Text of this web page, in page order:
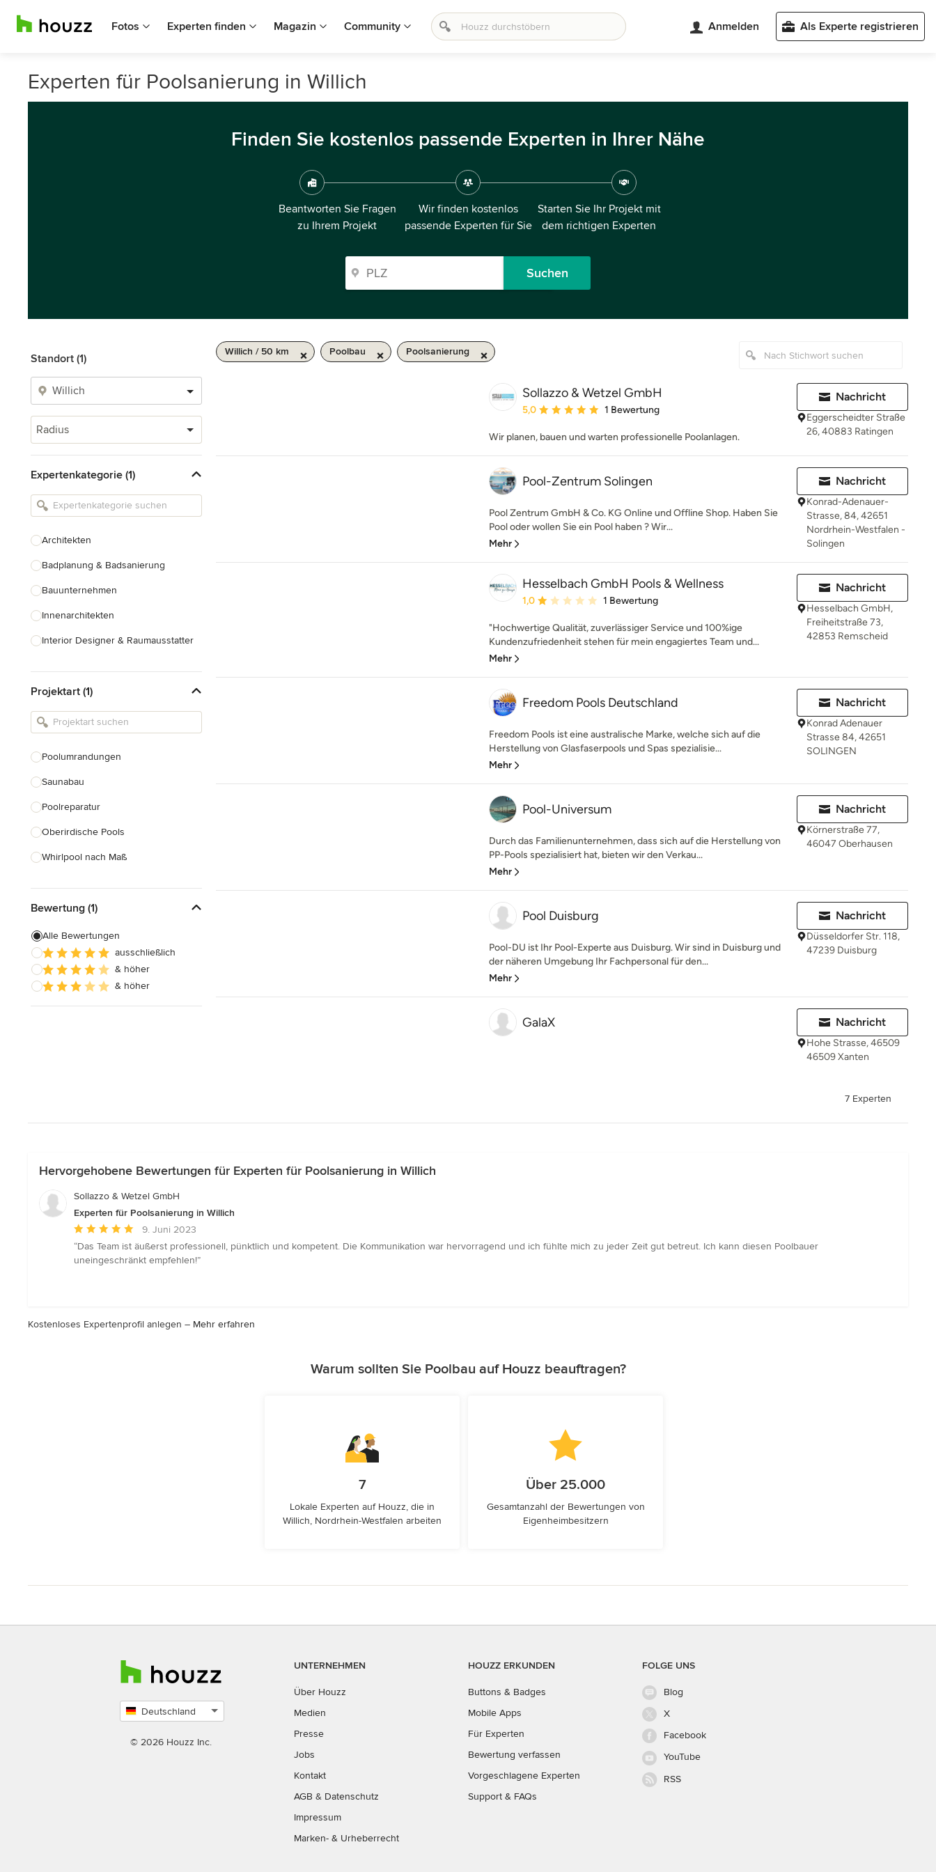
Fotos Experten finden Magazin Community Anmelden Als Experte registrieren
Experten für Poolsanierung in Willich
Finden Sie kostenlos passende Experten in Ihrer Nähe
Beantworten Sie Fragen
zu Ihrem Projekt
Wir finden kostenlos
passende Experten für Sie
Starten Sie Ihr Projekt mit
dem richtigen Experten
Suchen
Standort (1)
Radius
Expertenkategorie (1)
Architekten
Badplanung & Badsanierung
Bauunternehmen
Innenarchitekten
Interior Designer & Raumausstatter
Landschaftsarchitekten
Armaturen & Sanitärbedarf
Einbauschränke
Projektart (1)
Poolumrandungen
Saunabau
Poolreparatur
Oberirdische Pools
Whirlpool nach Maß
Poolsanierung
Alle anzeigen
Bewertung (1)
Alle Bewertungen
ausschließlich
& höher
& höher
Willich / 50 km Poolbau Poolsanierung
Sollazzo & Wetzel GmbH
Durchschnittliche Bewertung: 5 von 5 Sternen
5,0 1 Bewertung
Wir planen, bauen und warten professionelle Poolanlagen.
Nachricht
Eggerscheidter Straße
26, 40883 Ratingen
Pool-Zentrum Solingen
Pool Zentrum GmbH & Co. KG Online und Offline Shop. Haben Sie
Pool oder wollen Sie ein Pool haben ? Wir...
Mehr
Nachricht
Konrad-Adenauer-
Strasse, 84, 42651
Nordrhein-Westfalen -
Solingen
Hesselbach GmbH Pools & Wellness
Durchschnittliche Bewertung: 1 von 5 Sternen
1,0 1 Bewertung
"Hochwertige Qualität, zuverlässiger Service und 100%ige
Kundenzufriedenheit stehen für mein engagiertes Team und...
Mehr
Nachricht
Hesselbach GmbH,
Freiheitstraße 73,
42853 Remscheid
Freedom Pools Deutschland
Freedom Pools ist eine australische Marke, welche sich auf die
Herstellung von Glasfaserpools und Spas spezialisie...
Mehr
Nachricht
Konrad Adenauer
Strasse 84, 42651
SOLINGEN
Pool-Universum
Durch das Familienunternehmen, dass sich auf die Herstellung von
PP-Pools spezialisiert hat, bieten wir den Verkau...
Mehr
Nachricht
Körnerstraße 77,
46047 Oberhausen
Pool Duisburg
Pool-DU ist Ihr Pool-Experte aus Duisburg. Wir sind in Duisburg und
der näheren Umgebung Ihr Fachpersonal für den...
Mehr
Nachricht
Düsseldorfer Str. 118,
47239 Duisburg
GalaX Nachricht
Hohe Strasse, 46509
46509 Xanten
7 Experten
Hervorgehobene Bewertungen für Experten für Poolsanierung in Willich
Sollazzo & Wetzel GmbH
Experten für Poolsanierung in Willich
Durchschnittliche
Bewertung:
5
9. Juni 2023
“Das Team ist äußerst professionell, pünktlich und kompetent. Die Kommunikation war hervorragend und ich fühlte mich zu jeder Zeit gut betreut. Ich kann diesen Poolbauer
uneingeschränkt empfehlen!”
Kostenloses Expertenprofil anlegen – Mehr erfahren
Warum sollten Sie Poolbau auf Houzz beauftragen?
7
Lokale Experten auf Houzz, die in
Willich, Nordrhein-Westfalen arbeiten
Über 25.000
Gesamtanzahl der Bewertungen von
Eigenheimbesitzern
Deutschland
auswählen
© 2026 Houzz Inc.
UNTERNEHMEN
Über Houzz
Medien
Presse
Jobs
Kontakt
AGB & Datenschutz
Impressum
Marken- & Urheberrecht
HOUZZ ERKUNDEN
Buttons & Badges
Mobile Apps
Für Experten
Bewertung verfassen
Vorgeschlagene Experten
Support & FAQs
FOLGE UNS
Blog
X
Facebook
YouTube
RSS